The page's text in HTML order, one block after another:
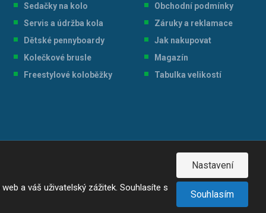
a váš uživatelský zážitek. Souhlasíte s
Nastavení
Souhlasím
Sedačky na kolo
Servis a údržba kola
Dětské pennyboardy
Kolečkové brusle
Freestylové koloběžky
Obchodní podmínky
Záruky a reklamace
Jak nakupovat
Magazín
Tabulka velikostí